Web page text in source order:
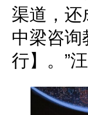
渠道，还
中梁咨询
行】。”